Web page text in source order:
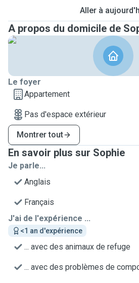
Aller à
A propos du domicile de
Le foyer
Appartement
Pas d'espace extérieur
Montrer tout
En savoir plus sur Sophie
Je parle...
Anglais
Français
J'ai de l'expérience ...
<1 an d'expérience
... avec des animaux de refuge
... avec des problèmes de